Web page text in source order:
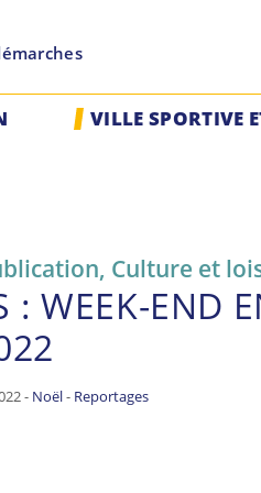
VILLE SPORTIVE
, Culture et
: WEEK-END
- Noël- Reportages